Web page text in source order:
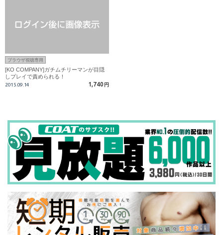
ブラウザ視聴専用
[KO COMPANY]ガチムチリーマンが目隠
しプレイで責められる！
2015.09.14 1,740 円